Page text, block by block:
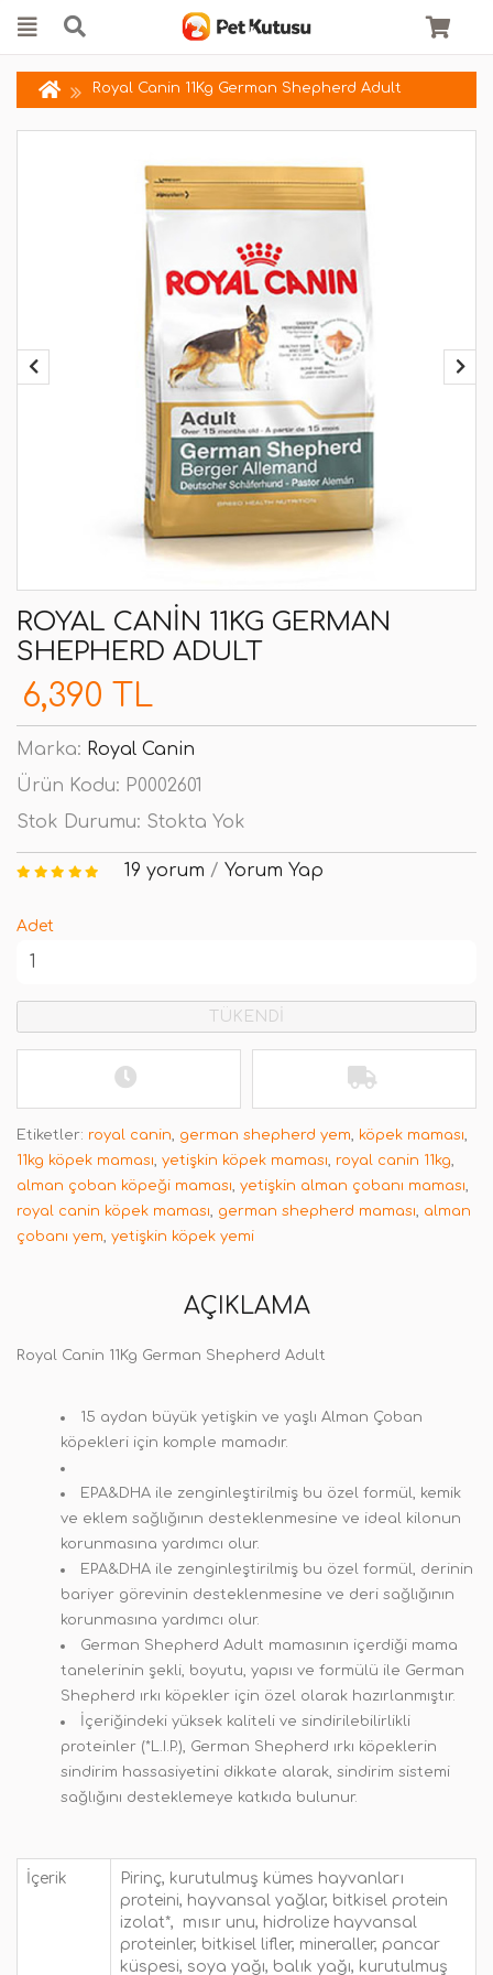
Royal Canin 11Kg German Shepherd Adult
ROYAL CANIN 11KG GERMAN
SHEPHERD ADULT
6,390 TL
Marka: Royal Canin
Ürün Kodu: P0002601
Stok Durumu: Stokta Yok
19 yorum / Yorum Yap
Adet
TÜKENDİ
Etiketler: royal canin, german shepherd yem, köpek maması,
11kg köpek maması, yetişkin köpek maması, royal canin 11kg,
alman çoban köpeği maması, yetişkin alman çobanı maması,
royal canin köpek maması, german shepherd maması, alman
çobanı yem, yetişkin köpek yemi
AÇIKLAMA
Royal Canin 11Kg German Shepherd Adult
15 aydan büyük yetişkin ve yaşlı Alman Çoban
köpekleri için komple mamadır.
EPA&DHA ile zenginleştirilmiş bu özel formül, kemik
ve eklem sağlığının desteklenmesine ve ideal kilonun
korunmasına yardımcı olur.
EPA&DHA ile zenginleştirilmiş bu özel formül, derinin
bariyer görevinin desteklenmesine ve deri sağlığının
korunmasına yardımcı olur.
German Shepherd Adult mamasının içerdiği mama
tanelerinin şekli, boyutu, yapısı ve formülü ile German
Shepherd ırkı köpekler için özel olarak hazırlanmıştır.
İçeriğindeki yüksek kaliteli ve sindirilebilirlikli
proteinler (*L.I.P.), German Shepherd ırkı köpeklerin
sindirim hassasiyetini dikkate alarak, sindirim sistemi
sağlığını desteklemeye katkıda bulunur.
İçerik
Pirinç, kurutulmuş kümes hayvanları
proteini, hayvansal yağlar, bitkisel protein
izolat*, mısır unu, hidrolize hayvansal
proteinler, bitkisel lifler, mineraller, pancar
küspesi, soya yağı, balık yağı, kurutulmuş